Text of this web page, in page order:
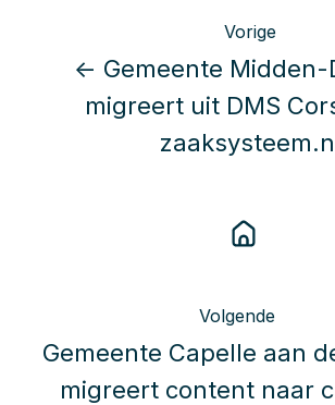
Vorige
← Gemeente Midden-
migreert uit DMS
Volgende
Gemeente Capelle aan
migreert content naar